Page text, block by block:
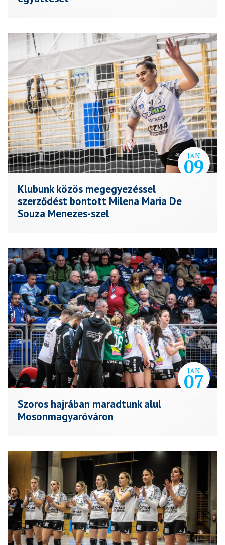
JAN
09
Klubunk közös megegyezéssel
szerződést bontott Milena Maria De
Souza Menezes-szel
JAN
07
Szoros hajrában maradtunk alul
Mosonmagyaróváron